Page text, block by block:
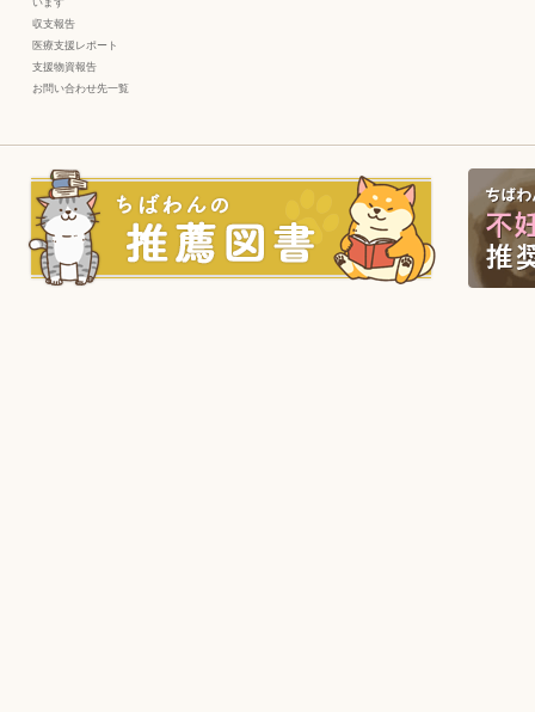
います
収支報告
医療支援レポート
支援物資報告
お問い合わせ先一覧